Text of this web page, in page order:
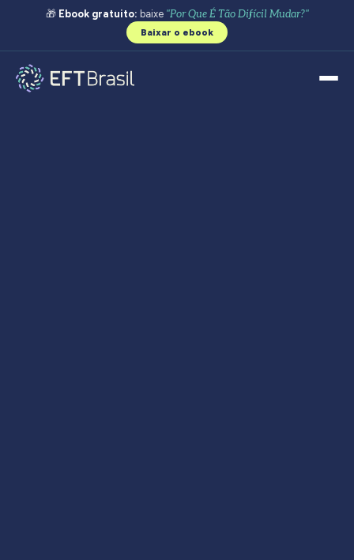
🎁 Ebook gratuito: baixe "Por Que É Tão Difícil Mudar?"
Baixar o ebook